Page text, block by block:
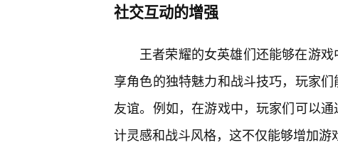
社交互动的增强
王者荣耀的女英雄们还能够在游
享角色的独特魅力和战斗技巧，玩家
友谊。例如，在游戏中，玩家们可以
计灵感和战斗风格，这不仅能够增加游